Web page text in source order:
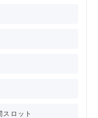
ロット